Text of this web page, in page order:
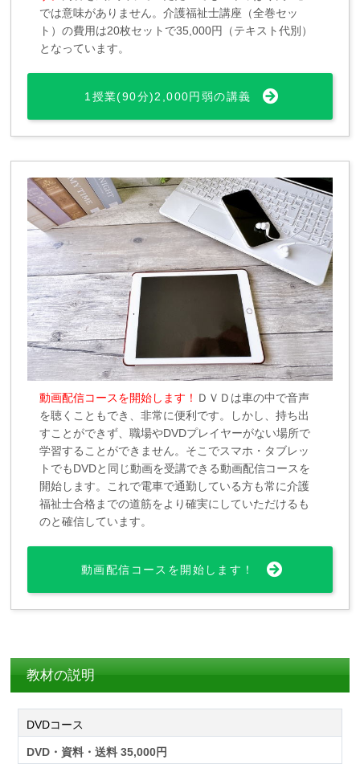
では意味がありません。介護福祉士講座（全巻セッ
ト）の費用は20枚セットで35,000円（テキスト代別）
となっています。
1授業(90分)2,000円弱の講義
動画配信コースを開始します！ ＤＶＤは車の中で音声
を聴くこともでき、非常に便利です。しかし、持ち出
すことができず、職場やDVDプレイヤーがない場所で
学習することができません。そこでスマホ・タブレッ
トでもDVDと同じ動画を受講できる動画配信コースを
開始します。これで電車で通勤している方も常に介護
福祉士合格までの道筋をより確実にしていただけるも
のと確信しています。
動画配信コースを開始します！
教材の説明
DVDコース
DVD・資料・送料 35,000円